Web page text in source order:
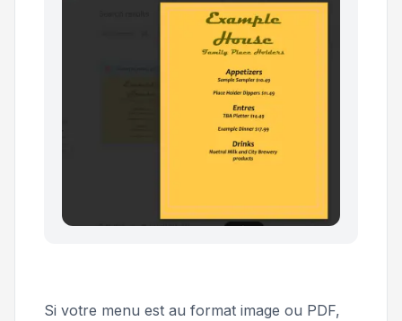
Si votre menu est au format image ou PDF,